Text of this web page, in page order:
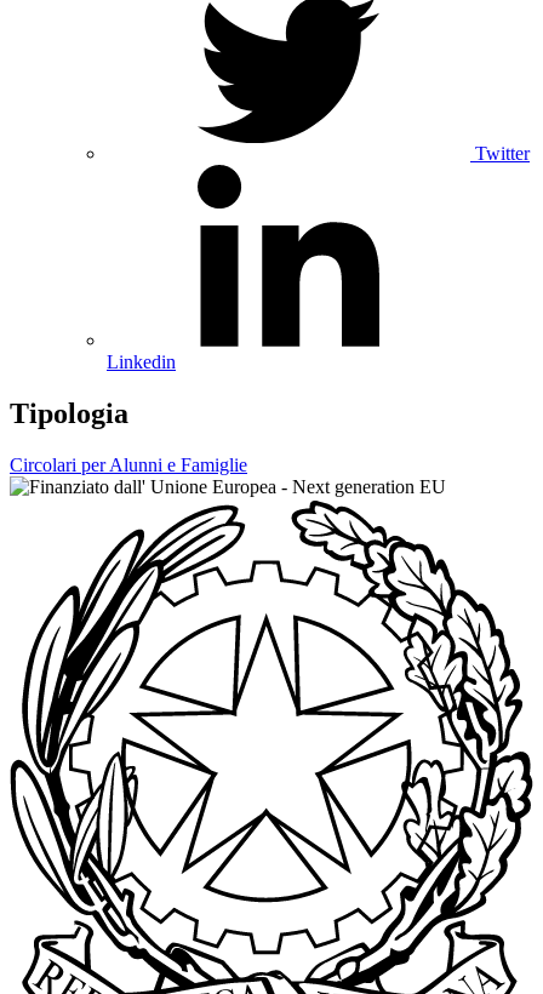
Twitter
Linkedin
Tipologia
Circolari per Alunni e Famiglie